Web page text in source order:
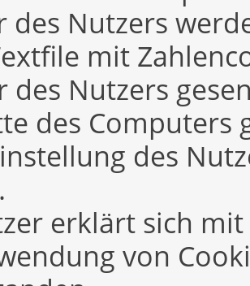
des Nutzers
mit
des Nutzers
des Computers
des
erklärt sich
von